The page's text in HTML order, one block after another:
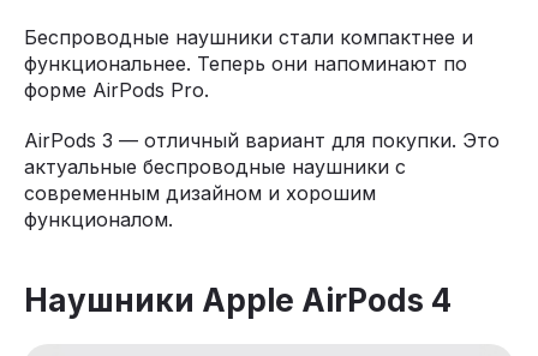
Беспроводные наушники стали компактнее и
функциональнее. Теперь они напоминают по
форме AirPods Pro.
AirPods 3 — отличный вариант для покупки. Это
актуальные беспроводные наушники с
современным дизайном и хорошим
функционалом.
Наушники Apple AirPods 4